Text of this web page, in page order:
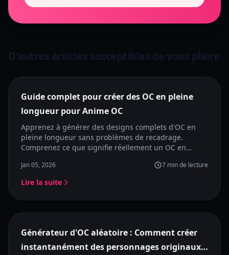
D'autres articles susceptibles de vous plaire
Guide complet pour créer des OC en pleine
longueur pour Anime OC
Apprenez à générer des designs complets d'OC en
pleine longueur sans problèmes de recadrage.
Comprenez ce que signifie réellement un OC en
d'OC conçus pour la génération complète de
personnages.
Jan 05, 2026 7 min de lecture
Lire la suite
À la une
Générateur d'OC aléatoire : Comment créer
instantanément des personnages originaux